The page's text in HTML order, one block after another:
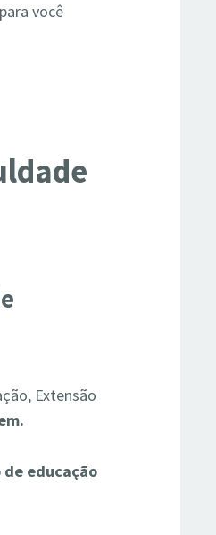
para você
Extensão
de educação